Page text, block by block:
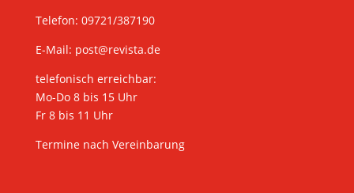
Telefon: 09721/387190
E-Mail: post@revista.de
telefonisch erreichbar:
Mo-Do 8 bis 15 Uhr
Fr 8 bis 11 Uhr
Termine nach Vereinbarung